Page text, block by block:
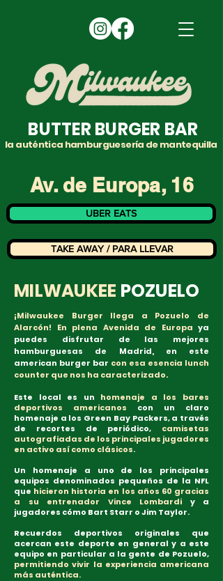
BUTTER BURGER BAR
la auténtica hamburguesería de mantequilla
Av. de Europa, 16
UBER EATS
TAKE AWAY / PARA LLEVAR
MILWAUKEE POZUELO
¡Milwaukee Burger llega a Pozuelo de
Alarcón! En plena Avenida de Europa ya
puedes disfrutar de las mejores
hamburguesas de Madrid, en este
american burger bar con esa esencia lunch
counter que nos ha caracterizado.
Este local es un homenaje a los bares
deportivos americanos con un claro
homenaje a los Green Bay Packers, a través
de recortes de periódico, camisetas
autografiadas de los principales jugadores
en activo así como clásicos.
Un homenaje a uno de los principales
equipos denominados pequeños de la NFL
que hicieron historia en los años 60 gracias
a su entrenador Vince Lombardi y a
jugadores cómo Bart Starr o Jim Taylor.
Recuerdos deportivos originales que
acercan este deporte en general y a este
equipo en particular a la gente de Pozuelo,
permitiendo vivir la experiencia americana
más auténtica.